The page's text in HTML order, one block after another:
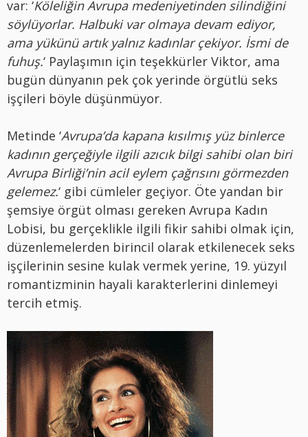
var: ‘Köleliğin Avrupa medeniyetinden silindiğini
söylüyorlar. Halbuki var olmaya devam ediyor,
ama yükünü artık yalnız kadınlar çekiyor. İsmi de
fuhuş.‘ Paylaşımın için teşekkürler Viktor, ama
bugün dünyanın pek çok yerinde örgütlü seks
işçileri böyle düşünmüyor.
Metinde ‘Avrupa’da kapana kısılmış yüz binlerce
kadının gerçeğiyle ilgili azıcık bilgi sahibi olan biri
Avrupa Birliği’nin acil eylem çağrısını görmezden
gelemez.‘ gibi cümleler geçiyor. Öte yandan bir
şemsiye örgüt olması gereken Avrupa Kadın
Lobisi, bu gerçeklikle ilgili fikir sahibi olmak için,
düzenlemelerden birincil olarak etkilenecek seks
işçilerinin sesine kulak vermek yerine, 19. yüzyıl
romantizminin hayali karakterlerini dinlemeyi
tercih etmiş.